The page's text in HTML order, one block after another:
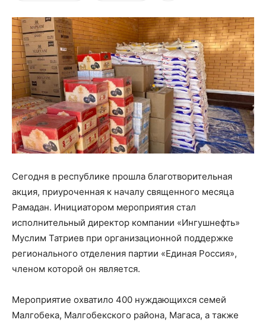
Сегодня в республике прошла благотворительная
акция, приуроченная к началу священного месяца
Рамадан. Инициатором мероприятия стал
исполнительный директор компании «Ингушнефть»
Муслим Татриев при организационной поддержке
регионального отделения партии «Единая Россия»,
членом которой он является.
Мероприятие охватило 400 нуждающихся семей
Малгобека, Малгобекского района, Магаса, а также